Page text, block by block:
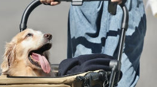
，不排除周六（8日）針對
，且周末雨勢較之前預測更
北預估將在豪、大雨中度過
測周六、下周日（9日）降
烈。隨著颱風外圍雲系接近
區、中部山區有持續性降
及花蓮局部會來到36度或
午前後紫外線偏強，外出務
多補充水分。離島天氣部
短暫陣雨、氣溫27至32
雲、27至33度；馬祖晴時多
晴朗炎熱，氣
資訊，今天白天台北市、桃